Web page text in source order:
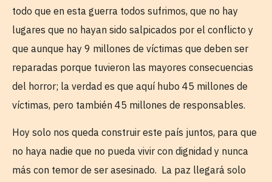
todo que en esta guerra todos sufrimos, que no hay
lugares que no hayan sido salpicados por el conflicto y
que aunque hay 9 millones de víctimas que deben ser
reparadas porque tuvieron las mayores consecuencias
del horror; la verdad es que aquí hubo 45 millones de
víctimas, pero también 45 millones de responsables.
Hoy solo nos queda construir este país juntos, para que
no haya nadie que no pueda vivir con dignidad y nunca
más con temor de ser asesinado. La paz llegará solo